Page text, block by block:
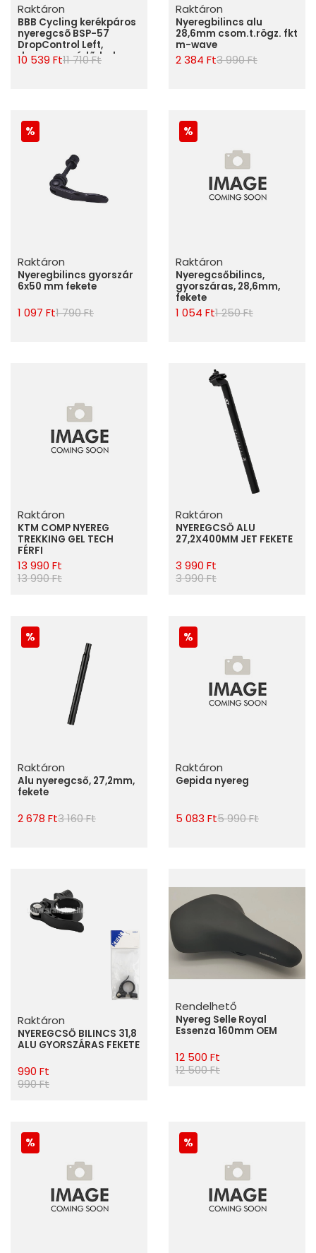
Raktáron
BBB Cycling kerékpáros
nyeregcsõ BSP-57
DropControl Left,
dropper vezérlõ, bal
oldalra, 22.2mm
10 539 Ft11 710 Ft
Raktáron
Nyeregbilincs alu
28,6mm csom.t.rögz. fkt
m-wave
2 384 Ft3 990 Ft
Raktáron
Nyeregbilincs gyorszár
6x50 mm fekete
1 097 Ft1 790 Ft
Raktáron
Nyeregcsőbilincs,
gyorszáras, 28,6mm,
fekete
1 054 Ft1 250 Ft
Raktáron
KTM COMP NYEREG
TREKKING GEL TECH
FÉRFI
13 990 Ft
13 990 Ft
Raktáron
NYEREGCSŐ ALU
27,2X400MM JET FEKETE
3 990 Ft
3 990 Ft
Raktáron
Alu nyeregcső, 27,2mm,
fekete
2 678 Ft3 160 Ft
Raktáron
Gepida nyereg
5 083 Ft5 990 Ft
Raktáron
NYEREGCSŐ BILINCS 31,8
ALU GYORSZÁRAS FEKETE
990 Ft
990 Ft
Rendelhető
Nyereg Selle Royal
Essenza 160mm OEM
12 500 Ft
12 500 Ft